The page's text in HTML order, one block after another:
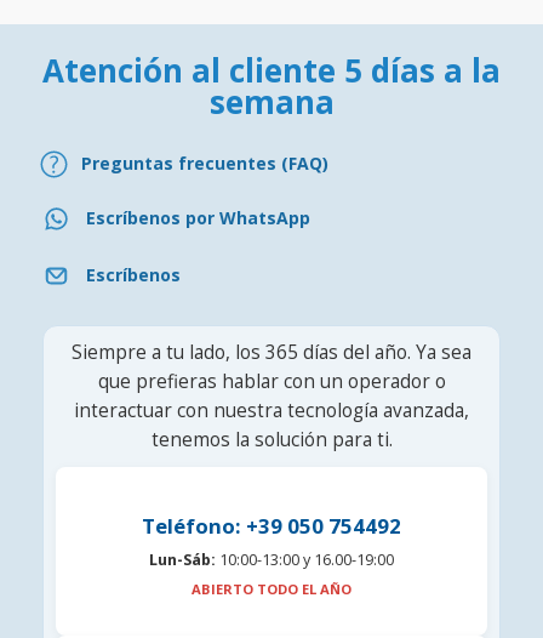
Atención al cliente 5 días a la
semana
Preguntas frecuentes (FAQ)
Escríbenos por WhatsApp
Escríbenos
Siempre a tu lado, los 365 días del año. Ya sea
que prefieras hablar con un operador o
interactuar con nuestra tecnología avanzada,
tenemos la solución para ti.
Teléfono: +39 050 754492
Lun-Sáb: 10:00-13:00 y 16.00-19:00
ABIERTO TODO EL AÑO